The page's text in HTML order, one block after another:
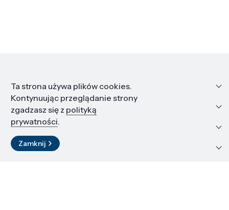
Informacje
Edukacja i kariera
Zasoby i materiały
Kontakt
Ta strona używa plików cookies.
Kontynuując przeglądanie strony
zgadzasz się z polityką
prywatności.
Zamknij